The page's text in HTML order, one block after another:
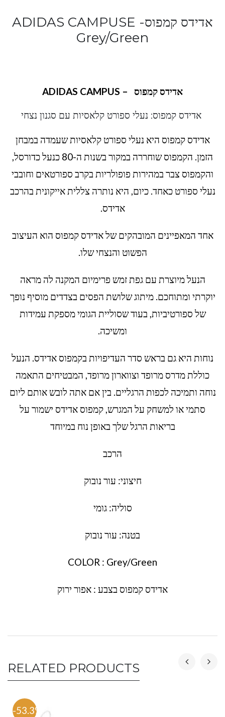
אדידס קמפוס- ADIDAS CAMPUSE
Grey/Green
אדידס קמפוס – ADIDAS CAMPUS
אדידס קמפוס: נעלי ספורט קלאסיות עם סגנון נצחי
אדידס קמפוס היא נעלי ספורט קלאסיות שעמדה במבחן
הזמן. הקמפוס שוחררה במקור בשנות ה-80 כנעל כדורסל,
והקמפוס צבר במהירות פופולריות בקרב ספורטאים וחובבי
נעלי ספורט כאחד. כיום, היא נותרה צללית אייקונית בהרכב
אדידס.
אחד המאפיינים המובהקים של אדידס קמפוס הוא העיצוב
הפשוט והנצחי שלו.
הנעל מיוצרת עם גפת זמש פרימיום המקנה לה מראה
יוקרתי ומתוחכם. מיתוג שלושת הפסים בצדדים מוסיף נופך
של ספורטיביות, בעוד שסוליית הגומי מספקת עמידות
ומשיכה.
נוחות היא גם בראש סדר העדיפויות בקמפוס אדידס. הנעל
כוללת מדרס מרופד וצווארון מרופד, המבטיחים התאמה
נוחה ותמיכה לכפות הרגליים. בין אם אתה לובש אותם ליום
סתמי או למשחק על המגרש, קמפוס אדידס ישמור על
בריאות הרגל שלך באופן נוח במיוחד
הרכב
חיצוני: עור נובוק
סוליה: גומי
בטנה: עור נובוק
COLOR : Grey/Green
אדידס קמפוס בצבע : אפור ירוק
RELATED PRODUCTS
-53.3%